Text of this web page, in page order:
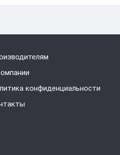
конфиденциальности